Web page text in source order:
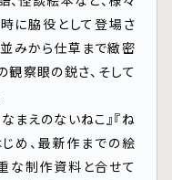
に脇役として登場さ
並みから仕草まで緻密
察眼の鋭さ、そして
まえのないねこ』『ね
め、最新作までの絵
な制作資料と合せて